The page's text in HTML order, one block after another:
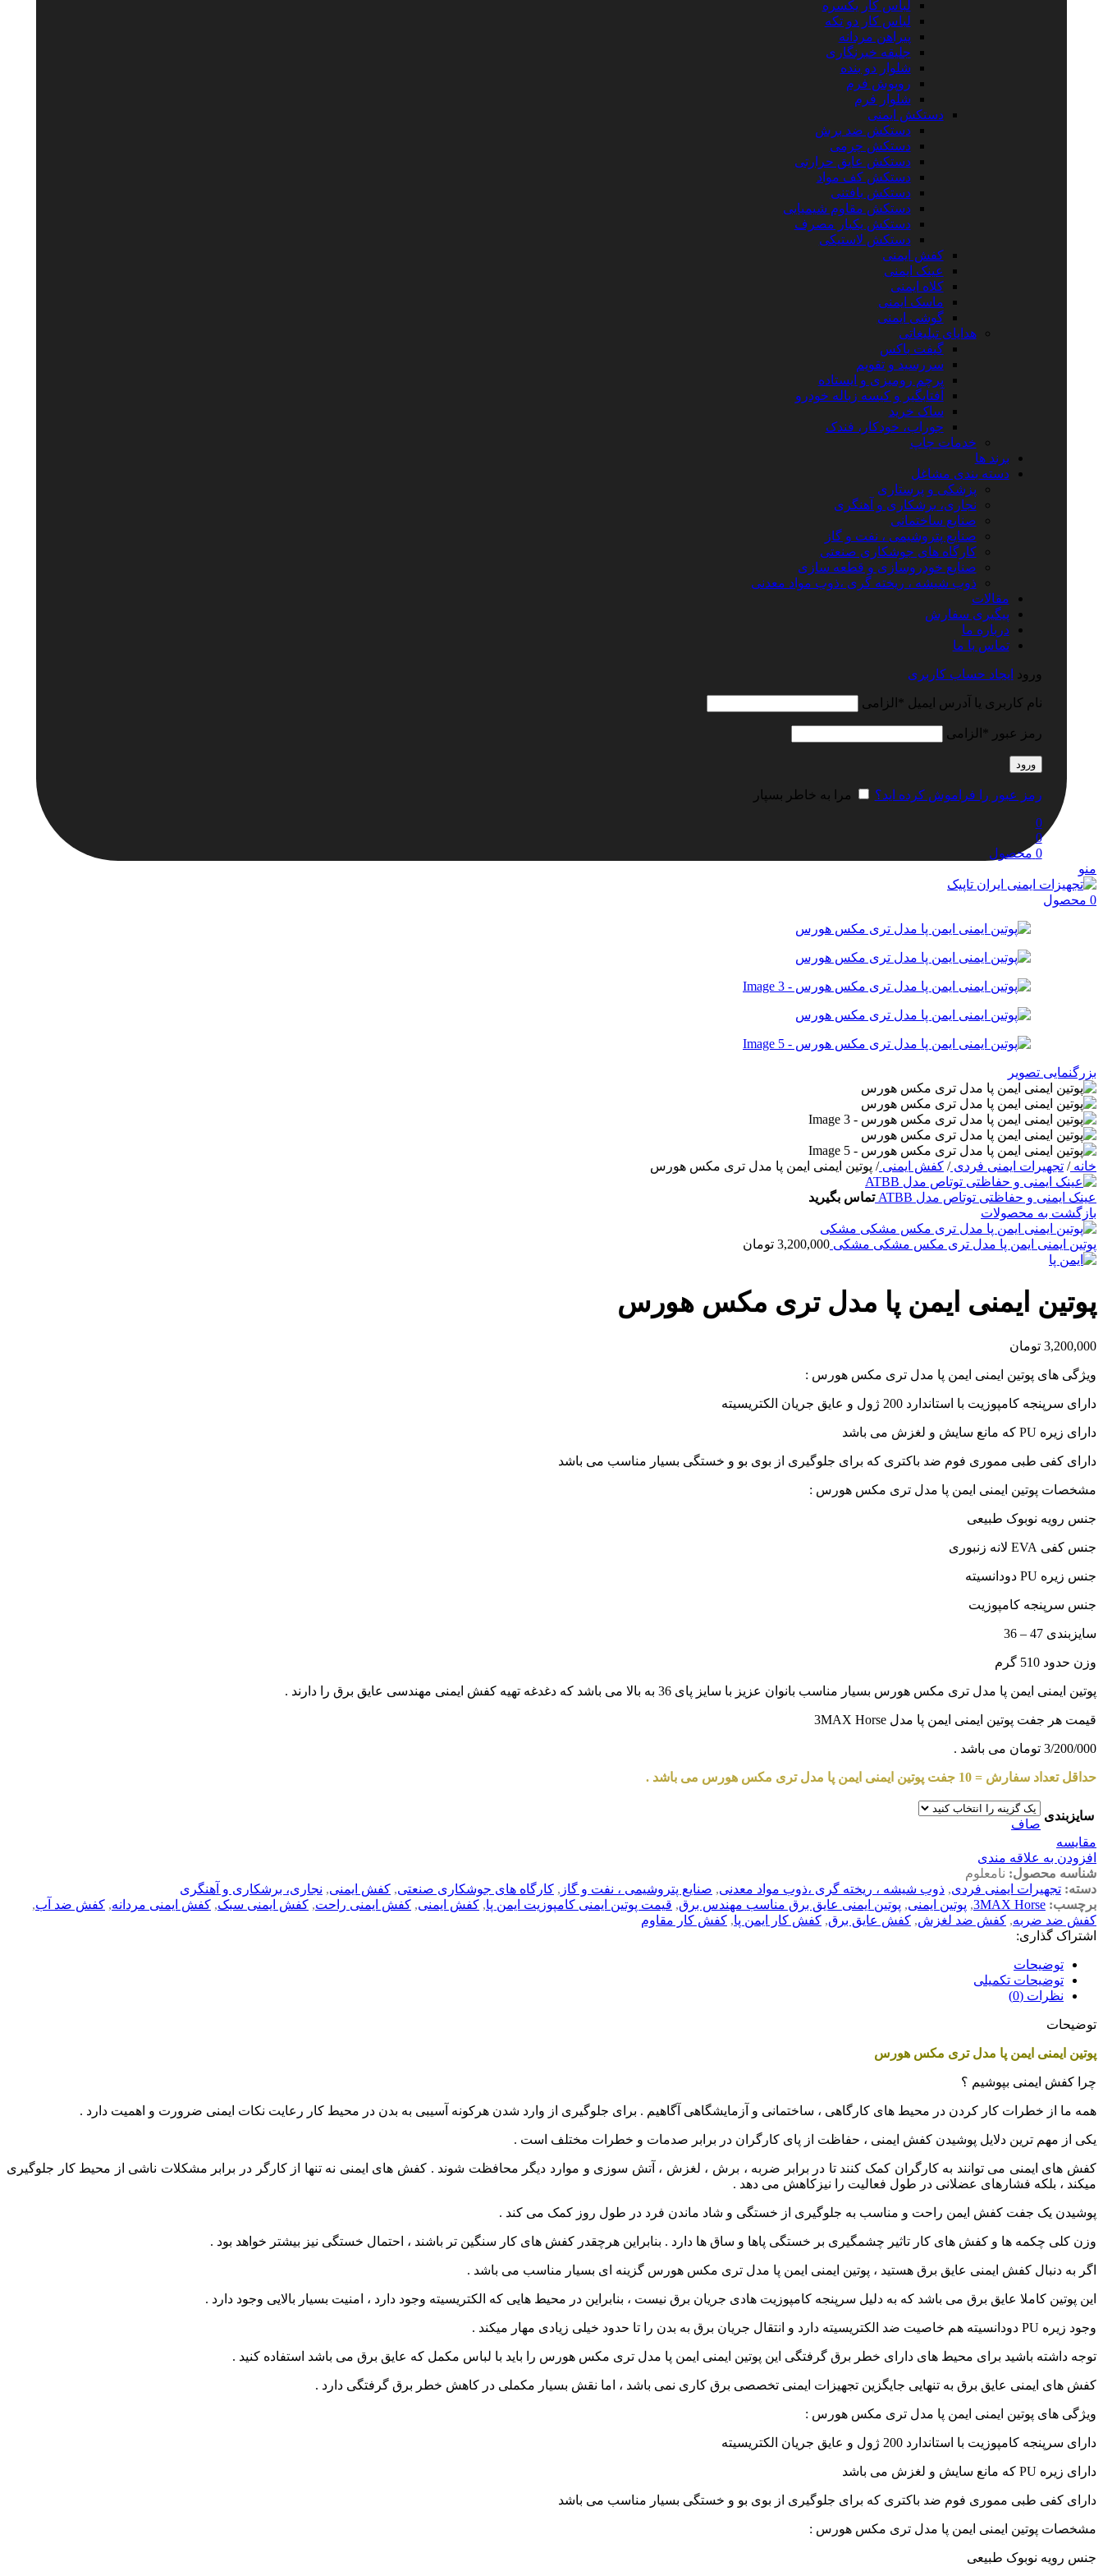
لباس کار یکسره
لباس کار دو تکه
پیراهن مردانه
جلیقه خبرنگاری
شلوار دو بنده
روپوش فرم
شلوار فرم
دستکش ایمنی
دستکش ضد برش
دستکش چرمی
دستکش عایق حرارتی
دستکش کف مواد
دستکش بافتنی
دستکش مقاوم شیمیایی
دستکش یکبار مصرف
دستکش لاستیکی
کفش ایمنی
عینک ایمنی
کلاه ایمنی
ماسک ایمنی
گوشی ایمنی
هدایای تبلیغاتی
گیفت باکس
سررسید و تقویم
پرچم رومیزی و ایستاده
آفتابگیر و کیسه زباله خودرو
ساک خرید
جوراب، خودکار، فندک
خدمات چاپ
برند ها
دسته بندی مشاغل
پزشکی و پرستاری
نجاری، برشکاری و آهنگری
صنایع ساختمانی
صنایع پتروشیمی ، نفت و گاز
کارگاه های جوشکاری صنعتی
صنایع خودروسازی و قطعه سازی
ذوب شیشه ، ریخته گری ،ذوب مواد معدنی
مقالات
پیگیری سفارش
درباره ما
تماس با ما
ورود ایجاد حساب کاربری
نام کاربری یا آدرس ایمیل * الزامی
رمز عبور * الزامی
ورود
رمز عبور را فراموش کرده اید؟
مرا به خاطر بسپار
0
0
0 محصول
منو
0 محصول
بزرگنمایی تصویر
خانه/ تجهیرات ایمنی فردی/ کفش ایمنی/ پوتین ایمنی ایمن پا مدل تری مکس هورس
عینک ایمنی و حفاظتی توتاص مدل ATBB
تماس بگیرید
بازگشت به محصولات
پوتین ایمنی ایمن پا مدل تری مکس مشکی مشکی 3,200,000 تومان
پوتین ایمنی ایمن پا مدل تری مکس هورس
3,200,000 تومان
ویژگی های پوتین ایمنی ایمن پا مدل تری مکس هورس :
دارای سرپنجه کامپوزیت با استاندارد 200 ژول و عایق جریان الکتریسیته
دارای زیره PU که مانع سایش و لغزش می باشد
دارای کفی طبی مموری فوم ضد باکتری که برای جلوگیری از بوی بو و خستگی بسیار مناسب می باشد
مشخصات پوتین ایمنی ایمن پا مدل تری مکس هورس :
جنس رویه نوبوک طبیعی
جنس کفی EVA لانه زنبوری
جنس زیره PU دودانسیته
جنس سرپنجه کامپوزیت
سایزبندی 47 – 36
وزن حدود 510 گرم
پوتین ایمنی ایمن پا مدل تری مکس هورس بسیار مناسب بانوان عزیز با سایز پای 36 به بالا می باشد که دغدغه تهیه کفش ایمنی مهندسی عایق برق را دارند .
قیمت هر جفت پوتین ایمنی ایمن پا مدل 3MAX Horse
3/200/000 تومان می باشد .
حداقل تعداد سفارش = 10 جفت پوتین ایمنی ایمن پا مدل تری مکس هورس می باشد .
سایزبندی
صاف
مقایسه
افزودن به علاقه مندی
شناسه محصول: نامعلوم
دسته: تجهیرات ایمنی فردی, ذوب شیشه ، ریخته گری ،ذوب مواد معدنی, صنایع پتروشیمی ، نفت و گاز , کارگاه های جوشکاری صنعتی, کفش ایمنی, نجاری، برشکاری و آهنگری
برچسب: 3MAX Horse
, پوتین ایمنی, پوتین ایمنی عایق برق مناسب مهندس برق, قیمت پوتین ایمنی کامپوزیت ایمن پا, کفش ایمنی, کفش ایمنی راحت, کفش ایمنی سبک, کفش ایمنی مردانه, کفش ضد آب,
کفش ضد ضربه, کفش ضد لغزش, کفش عایق برق, کفش کار ایمن پا, کفش کار مقاوم
اشتراک گذاری:
توضیحات
توضیحات تکمیلی
نظرات (0)
توضیحات
پوتین ایمنی ایمن پا مدل تری مکس هورس
چرا کفش ایمنی بپوشیم ؟
همه ما از خطرات کار کردن در محیط های کارگاهی ، ساختمانی و آزمایشگاهی آگاهیم . برای جلوگیری از وارد شدن هرکونه آسیبی به بدن در محیط کار رعایت نکات ایمنی ضرورت و اهمیت دارد .
یکی از مهم ترین دلایل پوشیدن کفش ایمنی ، حفاظت از پای کارگران در برابر صدمات و خطرات مختلف است .
کفش های ایمنی می توانند به کارگران کمک کنند تا در برابر ضربه ، برش ، لغزش ، آتش سوزی و موارد دیگر محافظت شوند . کفش های ایمنی نه تنها از کارگر در برابر مشکلات ناشی از محیط کار جلوگیری
میکند ، بلکه فشارهای عضلانی در طول فعالیت را نیزکاهش می دهد .
پوشیدن یک جفت کفش ایمن راحت و مناسب به جلوگیری از خستگی و شاد ماندن فرد در طول روز کمک می کند .
وزن کلی چکمه ها و کفش های کار تاثیر چشمگیری بر خستگی پاها و ساق ها دارد . بنابراین هرچقدر کفش های کار سنگین تر باشند ، احتمال خستگی نیز بیشتر خواهد بود .
اگر به دنبال کفش ایمنی عایق برق هستید ، پوتین ایمنی ایمن پا مدل تری مکس هورس گزینه ای بسیار مناسب می باشد .
این پوتین کاملا عایق برق می باشد که به دلیل سرپنجه کامپوزیت هادی جریان برق نیست ، بنابراین در محیط هایی که الکتریسیته وجود دارد ، امنیت بسیار بالایی وجود دارد .
وجود زیره PU دودانسیته هم خاصیت ضد الکتریسیته دارد و انتقال جریان برق به بدن را تا حدود خیلی زیادی مهار میکند .
توجه داشته باشید برای محیط های دارای خطر برق گرفتگی این پوتین ایمنی ایمن پا مدل تری مکس هورس را باید با لباس مکمل که عایق برق می باشد استفاده کنید .
کفش های ایمنی عایق برق به تنهایی جایگزین تجهیزات ایمنی تخصصی برق کاری نمی باشد ، اما نقش بسیار مکملی در کاهش خطر برق گرفتگی دارد .
ویژگی های پوتین ایمنی ایمن پا مدل تری مکس هورس :
دارای سرپنجه کامپوزیت با استاندارد 200 ژول و عایق جریان الکتریسیته
دارای زیره PU که مانع سایش و لغزش می باشد
دارای کفی طبی مموری فوم ضد باکتری که برای جلوگیری از بوی بو و خستگی بسیار مناسب می باشد
مشخصات پوتین ایمنی ایمن پا مدل تری مکس هورس :
جنس رویه نوبوک طبیعی